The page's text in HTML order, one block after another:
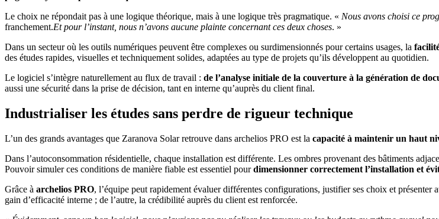
Le choix ne répondait pas à une logique théorique, mais à une logique très pragmatique. « Nous avons choisi ce
franchement.Et pour l’instant, nous n’avons aucune plainte concernant ces deux choses. »
Dans un secteur où les outils numériques peuvent être complexes ou surdimensionnés pour certains usages, la
des études rapides, visuelles et techniquement solides, adaptées au type de projets qu’ils développent au quotidien.
Le logiciel s’intègre naturellement au flux de travail : de l’analyse initiale de la couverture à la génération de
aussi une sécurité dans la prise de décision, tant en interne qu’auprès du client final.
Industrialiser les études sans perdre de rigueur technique
L’un des grands avantages que Zaranova Solar retrouve dans archelios PRO est la capacité à maintenir un haut
Dans l’autoconsommation résidentielle, chaque installation est différente. Les ombres provenant des bâtiments
Pouvoir simuler ces conditions de manière fiable est essentiel pourdimensionner correctement l’installation et
Grâce à archelios PRO, l’équipe peut rapidement évaluer différentes configurations, justifier ses choix et
gain d’efficacité interne ; de l’autre, la crédibilité auprès du client est renforcée.